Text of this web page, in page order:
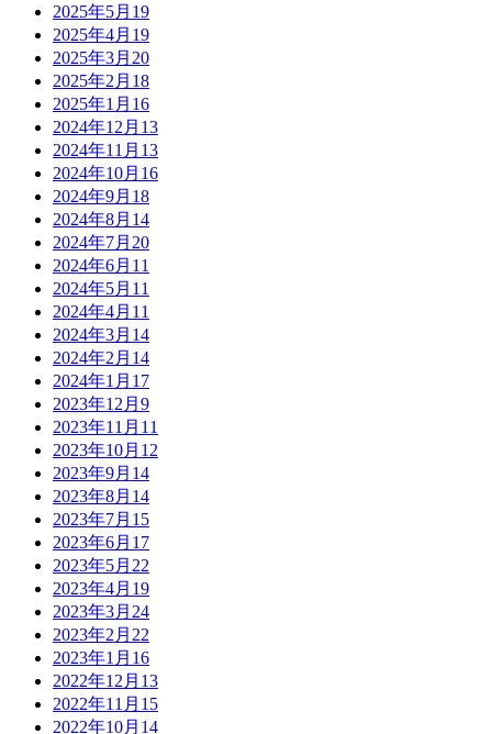
2025年5月 19
2025年4月 19
2025年3月 20
2025年2月 18
2025年1月 16
2024年12月 13
2024年11月 13
2024年10月 16
2024年9月 18
2024年8月 14
2024年7月 20
2024年6月 11
2024年5月 11
2024年4月 11
2024年3月 14
2024年2月 14
2024年1月 17
2023年12月 9
2023年11月 11
2023年10月 12
2023年9月 14
2023年8月 14
2023年7月 15
2023年6月 17
2023年5月 22
2023年4月 19
2023年3月 24
2023年2月 22
2023年1月 16
2022年12月 13
2022年11月 15
2022年10月 14